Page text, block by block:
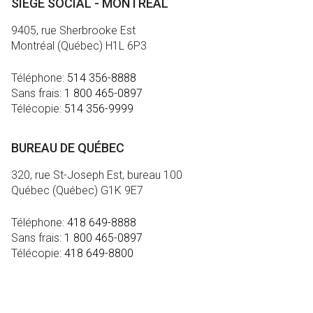
SIÈGE SOCIAL - MONTRÉAL
9405, rue Sherbrooke Est
Montréal (Québec) H1L 6P3
Téléphone: 514 356-8888
Sans frais: 1 800 465-0897
Télécopie: 514 356-9999
BUREAU DE QUÉBEC
320, rue St-Joseph Est, bureau 100
Québec (Québec) G1K 9E7
Téléphone: 418 649-8888
Sans frais: 1 800 465-0897
Télécopie: 418 649-8800